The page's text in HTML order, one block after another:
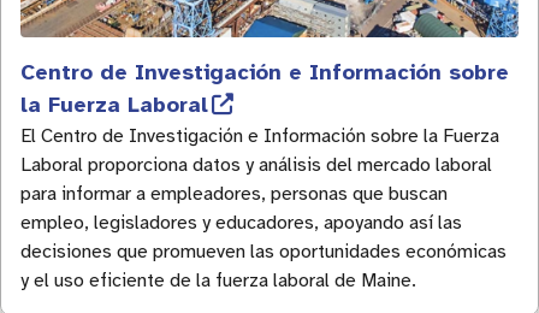
Centro de Investigación e Información sobre
la Fuerza Laboral
El Centro de Investigación e Información sobre la Fuerza
Laboral proporciona datos y análisis del mercado laboral
para informar a empleadores, personas que buscan
empleo, legisladores y educadores, apoyando así las
decisiones que promueven las oportunidades económicas
y el uso eficiente de la fuerza laboral de Maine.